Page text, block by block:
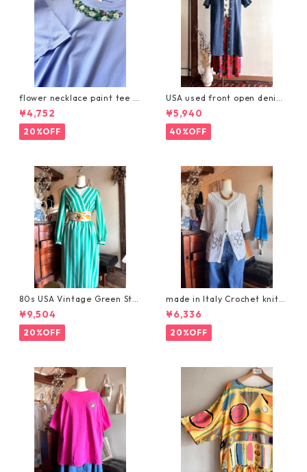
flower necklace paint tee /
お花ペイントのネックレスTシ
ャツ
¥4,752
20%OFF
USA used front open denim
embroidery dress/刺繍入り
デニムの羽織りワンピース
¥5,940
40%OFF
80s USA Vintage Green Stri
pe Dress/鮮やかなグリーンの
ストライプ・ヴィンテージワ
ンピース
¥9,504
20%OFF
made in Italy Crochet knit c
ardigan white/イタリア製透
かし編みカーディガン
¥6,336
20%OFF